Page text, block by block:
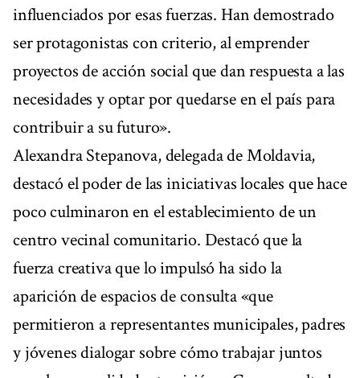
influenciados por esas fuerzas. Han demostrado
ser protagonistas con criterio, al emprender
proyectos de acción social que dan respuesta a las
necesidades y optar por quedarse en el país para
contribuir a su futuro».
Alexandra Stepanova, delegada de Moldavia,
destacó el poder de las iniciativas locales que hace
poco culminaron en el establecimiento de un
centro vecinal comunitario. Destacó que la
fuerza creativa que lo impulsó ha sido la
aparición de espacios de consulta «que
permitieron a representantes municipales, padres
y jóvenes dialogar sobre cómo trabajar juntos